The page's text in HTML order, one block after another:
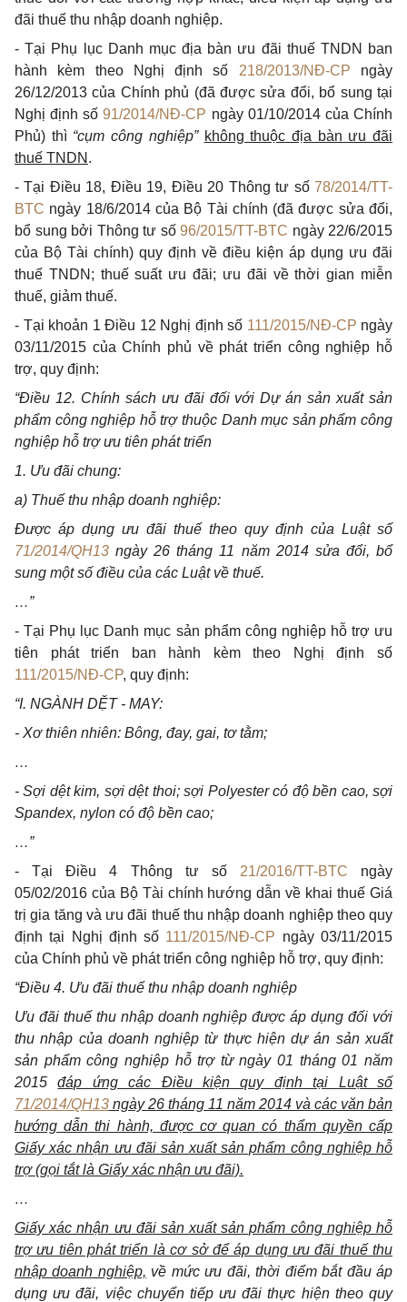
đãi thuế thu nhập doanh nghiệp.
- Tại Phụ lục Danh mục địa bàn ưu đãi thuế TNDN ban
hành kèm theo Nghị định số 218/2013/NĐ-CP ngày
26/12/2013 của Chính phủ (đã được sửa đổi, bổ sung tại
Nghị định số91/2014/NĐ-CP ngày 01/10/2014 của Chính
Phủ) thì “cụm công nghiệp” không thuộc địa bàn ưu đãi
thuế TNDN .
- Tại Điều 18, Điều 19, Điều 20 Thông tư số 78/2014/TT-
BTC ngày 18/6/2014 của Bộ Tài chính (đã được sửa đổi,
bổ sung bởi Thông tư số 96/2015/TT-BTC ngày 22/6/2015
của Bộ Tài chính) quy định về điều kiện áp dụng ưu đãi
thuế TNDN; thuế suất ưu đãi; ưu đãi về thời gian miễn
thuế, giảm thuế.
- Tại khoản 1 Điều 12 Nghị định số 111/2015/NĐ-CP ngày
03/11/2015 của Chính phủ về phát triển công nghiệp hỗ
trợ, quy định:
“Điều 12. Chính sách ưu đãi đối với Dự án sản xuất sản
phẩm công nghiệp hỗ trợ thuộc Danh mục sản phẩm công
nghiệp hỗ trợ ưu tiên phát triển
1. Ưu đãi chung:
a) Thuế thu nhập doanh nghiệp:
Được áp dụng ưu đãi thuế theo quy định của Luật số
71/2014/QH13 ngày 26 tháng 11 năm 2014 sửa đổi, bổ
sung một số điều của các Luật về thuế.
…”
- Tại Phụ lục Danh mục sản phẩm công nghiệp hỗ trợ ưu
tiên phát triển ban hành kèm theo Nghị định số
111/2015/NĐ-CP, quy định:
“I. NGÀNH DỆT - MAY:
- Xơ thiên nhiên: Bông, đay, gai, tơ tằm;
…
- Sợi dệt kim, sợi dệt thoi; sợi Polyester có độ bền cao, sợi
Spandex, nylon có độ bền cao;
…”
- Tại Điều 4 Thông tư số 21/2016/TT-BTC ngày
05/02/2016 của Bộ Tài chính hướng dẫn về khai thuế Giá
trị gia tăng và ưu đãi thuế thu nhập doanh nghiệp theo quy
định tại Nghị định số 111/2015/NĐ-CP ngày 03/11/2015
của Chính phủ về phát triển công nghiệp hỗ trợ, quy định:
“Điều 4. Ưu đãi thuế thu nhập doanh nghiệp
Ưu đãi thuế thu nhập doanh nghiệp được áp dụng đối với
thu nhập của doanh nghiệp từ thực hiện dự án sản xuất
sản phẩm công nghiệp hỗ trợ từ ngày 01 tháng 01 năm
2015đáp ứng các Điều kiện quy định tại Luật số
71/2014/QH13 ngày 26 tháng 11 năm 2014 và các văn bản
hướng dẫn thi hành, được cơ quan có thẩm quyền cấp
Giấy xác nhận ưu đãi sản xuất sản phẩm công nghiệp hỗ
trợ (gọi tắt là Giấy xác nhận ưu đãi).
…
Giấy xác nhận ưu đãi sản xuất sản phẩm công nghiệp hỗ
trợ ưu tiên phát triển là cơ sở để áp dụng ưu đãi thuế thu
nhập doanh nghiệp, về mức ưu đãi, thời điểm bắt đầu áp
dụng ưu đãi, việc chuyển tiếp ưu đãi thực hiện theo quy